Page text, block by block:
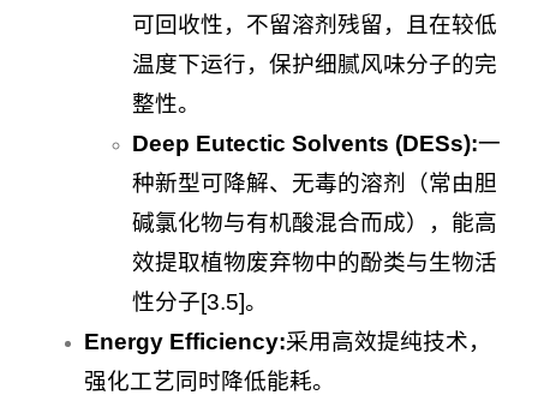
可回收性，不留溶剂残留，且在较低
温度下运行，保护细腻风味分子的完
整性。
Deep Eutectic Solvents (DESs):一
种新型可降解、无毒的溶剂（常由胆
碱氯化物与有机酸混合而成），能高
效提取植物废弃物中的酚类与生物活
性分子[3.5]。
Energy Efficiency:采用高效提纯技术，
强化工艺同时降低能耗。